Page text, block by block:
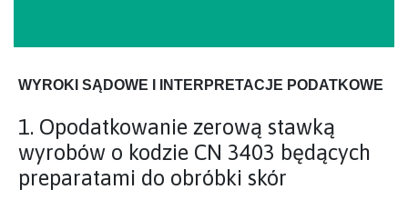
WYROKI SĄDOWE I INTERPRETACJE PODATKOWE
1. Opodatkowanie zerową stawką
wyrobów o kodzie CN 3403 będących
preparatami do obróbki skór